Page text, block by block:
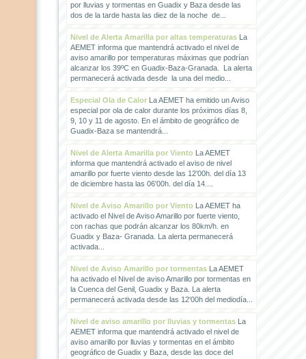
por lluvias y tormentas en Guadix y Baza desde las
dos de la tarde hasta las diez de la noche de...
Nivel de Alerta Amarilla por altas temperaturasLa
AEMET informa que mantendrá activado el nivel de
aviso amarillo por temperaturas máximas que podrían
alcanzar los 39ºC en Guadix-Baza-Granada. La alerta
permanecerá activada desde la una del medio...
Especial Ola de CalorLa AEMET ha emitido un Aviso
especial por ola de calor durante los próximos días 8,
9, 10 y 11 de agosto. En el ámbito de geográfico de
Guadix-Baza se mantendrá...
Nivel de Alerta Amarilla por VientoLa AEMET
informa que mantendrá activado el aviso de nivel
amarillo por fuerte viento desde las 12'00h. del día 13
de diciembre hasta las 06'00h. del día 14....
Nivel de Aviso Amarillo por VientoLa AEMET ha
activado el Nivel de Aviso Amarillo por fuerte viento,
con rachas que podrán alcanzar los 80km/h. en
Guadix y Baza- Granada. La alerta permanecerá
activada...
Nivel de Aviso Amarillo por tormentasLa AEMET
ha activado el Nivel de aviso Amarillo por tormentas en
la Cuenca del Genil, Guadix y Baza. La alerta
permanecerá activada desde las 12'00h del mediodía...
Nivel de aviso amarillo por lluvias y tormentasLa
AEMET informa que mantendrá activado el nivel de
aviso amarillo por lluvias y tormentas en el ámbito
geográfico de Guadix y Baza, desde las doce del